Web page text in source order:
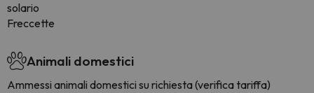
solario
Freccette
Animali domestici
Ammessi animali domestici su richiesta (verifica tariffa)